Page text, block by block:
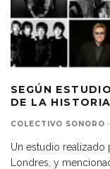
SEGÚN
DE LA HISTORIA
COLECTIVO SONORO ·
Un estudio realizado
Londres, y